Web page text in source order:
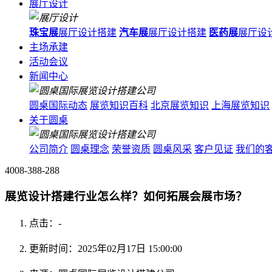
展厅设计
珠宝展展厅设计搭建 汽车展展厅设计搭建 医药展展厅设
主场承建
活动会议
新闻中心
圆桌国际动态 展览知识百科 北京展览知识
上海展览知识
关于圆桌
公司简介 圆桌理念 荣誉资质 圆桌风采 客户见证 我们的
4008-388-288
展览设计搭建行业怎么样？如何拓展会展市场？
点击： -
更新时间：2025年02月17日 15:00:00